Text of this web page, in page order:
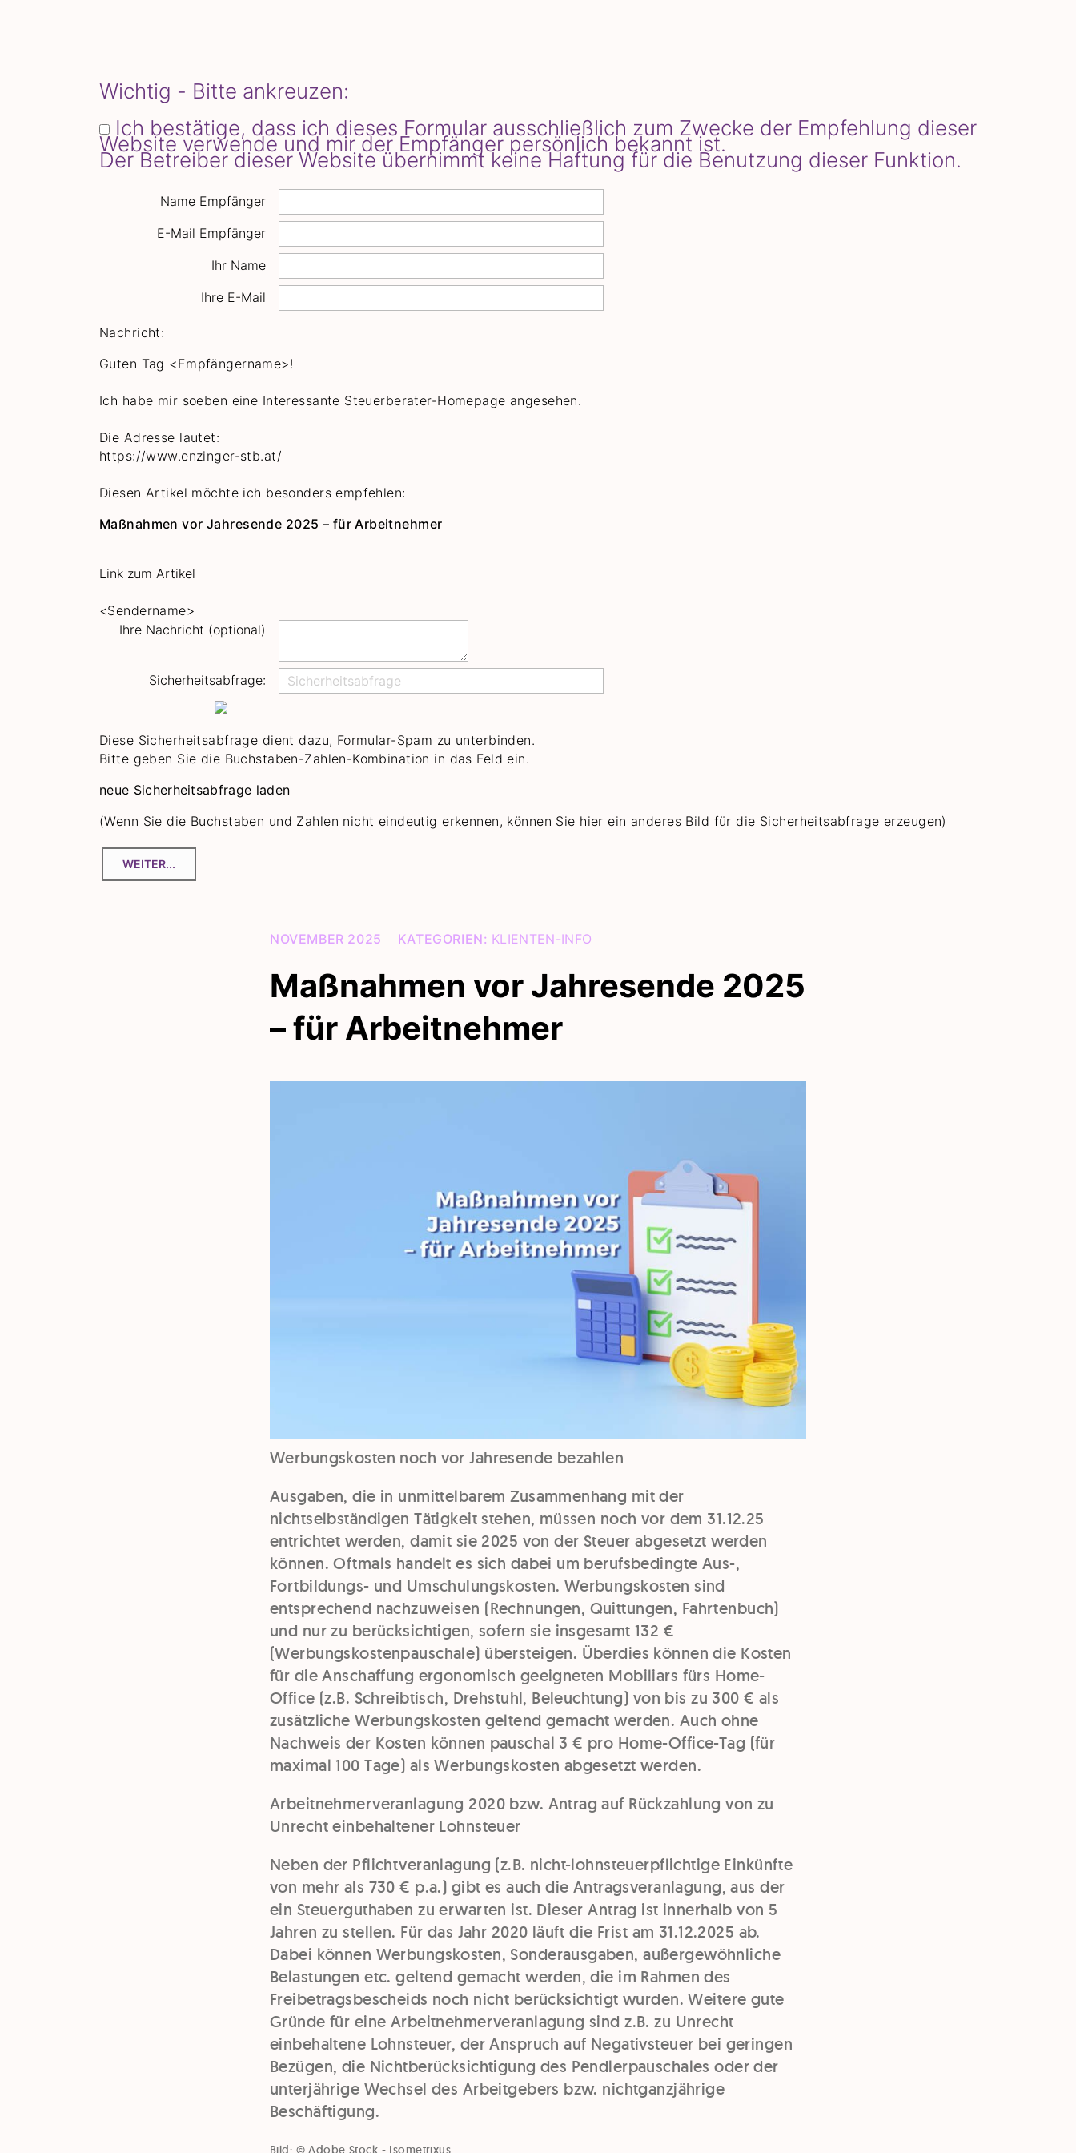
Wichtig - Bitte ankreuzen:
Ich bestätige, dass ich dieses Formular ausschließlich zum Zwecke der Empfehlung dieser
Website verwende und mir der Empfänger persönlich bekannt ist.
Der Betreiber dieser Website übernimmt keine Haftung für die Benutzung dieser Funktion.
Name Empfänger
E-Mail Empfänger
Ihr Name
Ihre E-Mail
Nachricht:
Guten Tag <Empfängername>!
Ich habe mir soeben eine Interessante Steuerberater-Homepage angesehen.
Die Adresse lautet:
https://www.enzinger-stb.at/
Diesen Artikel möchte ich besonders empfehlen:
Maßnahmen vor Jahresende 2025 – für Arbeitnehmer
Link zum Artikel
<Sendername>
Ihre Nachricht (optional)
Sicherheitsabfrage:
Diese Sicherheitsabfrage dient dazu, Formular-Spam zu unterbinden.
Bitte geben Sie die Buchstaben-Zahlen-Kombination in das Feld ein.
neue Sicherheitsabfrage laden
(Wenn Sie die Buchstaben und Zahlen nicht eindeutig erkennen, können Sie hier ein anderes Bild für die Sicherheitsabfrage erzeugen)
NOVEMBER 2025 KATEGORIEN: KLIENTEN-INFO
Maßnahmen vor Jahresende 2025
– für Arbeitnehmer
Werbungskosten noch vor Jahresende bezahlen
Ausgaben, die in unmittelbarem Zusammenhang mit der
nichtselbständigen Tätigkeit stehen, müssen noch vor dem 31.12.25
entrichtet werden, damit sie 2025 von der Steuer abgesetzt werden
können. Oftmals handelt es sich dabei um berufsbedingte Aus-,
Fortbildungs- und Umschulungskosten. Werbungskosten sind
entsprechend nachzuweisen (Rechnungen, Quittungen, Fahrtenbuch)
und nur zu berücksichtigen, sofern sie insgesamt 132 €
(Werbungskostenpauschale) übersteigen. Überdies können die Kosten
für die Anschaffung ergonomisch geeigneten Mobiliars fürs Home-
Office (z.B. Schreibtisch, Drehstuhl, Beleuchtung) von bis zu 300 € als
zusätzliche Werbungskosten geltend gemacht werden. Auch ohne
Nachweis der Kosten können pauschal 3 € pro Home-Office-Tag (für
maximal 100 Tage) als Werbungskosten abgesetzt werden.
Arbeitnehmerveranlagung 2020 bzw. Antrag auf Rückzahlung von zu
Unrecht einbehaltener Lohnsteuer
Neben der Pflichtveranlagung (z.B. nicht-lohnsteuerpflichtige Einkünfte
von mehr als 730 € p.a.) gibt es auch die Antragsveranlagung, aus der
ein Steuerguthaben zu erwarten ist. Dieser Antrag ist innerhalb von 5
Jahren zu stellen. Für das Jahr 2020 läuft die Frist am 31.12.2025 ab.
Dabei können Werbungskosten, Sonderausgaben, außergewöhnliche
Belastungen etc. geltend gemacht werden, die im Rahmen des
Freibetragsbescheids noch nicht berücksichtigt wurden. Weitere gute
Gründe für eine Arbeitnehmerveranlagung sind z.B. zu Unrecht
einbehaltene Lohnsteuer, der Anspruch auf Negativsteuer bei geringen
Bezügen, die Nichtberücksichtigung des Pendlerpauschales oder der
unterjährige Wechsel des Arbeitgebers bzw. nichtganzjährige
Beschäftigung.
Bild: © Adobe Stock - Isometrixus